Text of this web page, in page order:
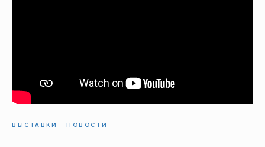
ВЫСТАВКИ НОВОСТИ